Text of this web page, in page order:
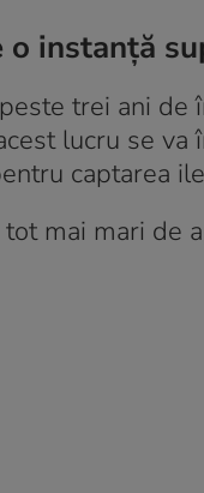
instanță
trei ani
lucru se
captarea
mai mari de